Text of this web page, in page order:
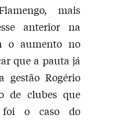
mais
anterior na
o aumento no
que a pauta já
gestão Rogério
de clubes que
foi o caso do